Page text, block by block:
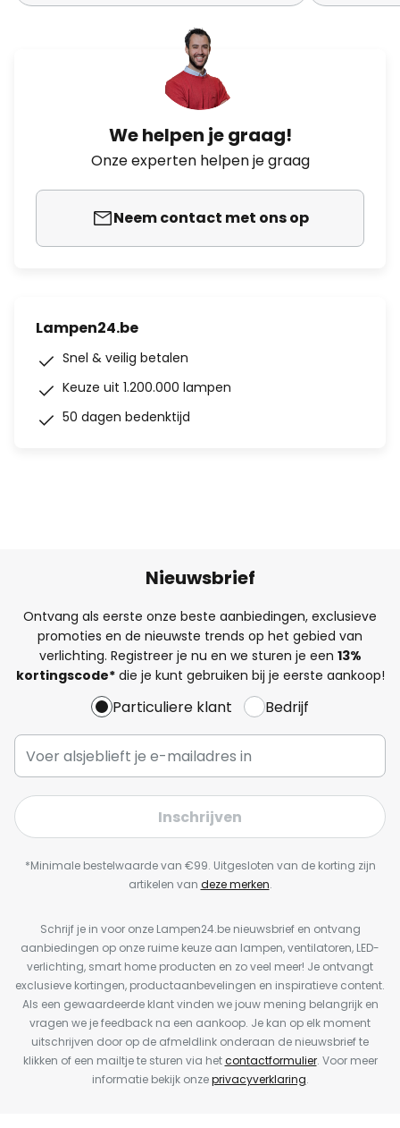
We helpen je graag!
Onze experten helpen je graag
Neem contact met ons op
Lampen24.be
Snel & veilig betalen
Keuze uit 1.200.000 lampen
50 dagen bedenktijd
Nieuwsbrief
Ontvang als eerste onze beste aanbiedingen, exclusieve
promoties en de nieuwste trends op het gebied van
verlichting. Registreer je nu en we sturen je een 13%
kortingscode*die je kunt gebruiken bij je eerste aankoop!
Particuliere klant Bedrijf
Inschrijven
*Minimale bestelwaarde van €99. Uitgesloten van de korting zijn
artikelen van deze merken.
Schrijf je in voor onze Lampen24.be nieuwsbrief en ontvang
aanbiedingen op onze ruime keuze aan lampen, ventilatoren, LED-
verlichting, smart home producten en zo veel meer! Je ontvangt
exclusieve kortingen, productaanbevelingen en inspiratieve content.
Als een gewaardeerde klant vinden we jouw mening belangrijk en
vragen we je feedback na een aankoop. Je kan op elk moment
uitschrijven door op de afmeldlink onderaan de nieuwsbrief te
klikken of een mailtje te sturen via hetcontactformulier. Voor meer
informatie bekijk onzeprivacyverklaring.